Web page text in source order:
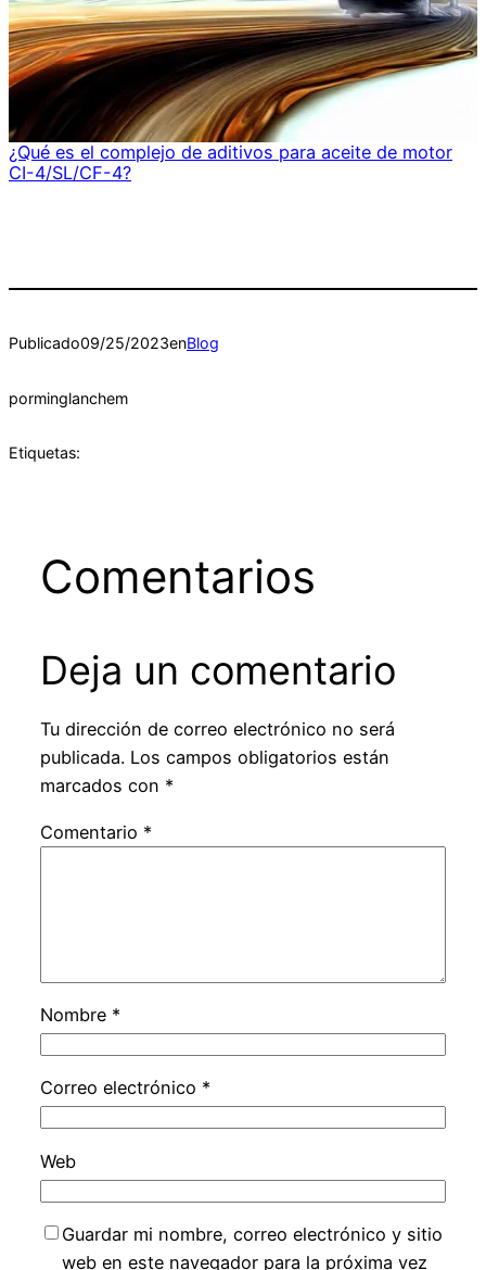
¿Qué es el complejo de aditivos para aceite de motor
CI-4/SL/CF-4?
Publicado09/25/2023enBlog
porminglanchem
Etiquetas:
Comentarios
Deja un comentario
Tu dirección de correo electrónico no será
publicada. Los campos obligatorios están
marcados con *
Comentario *
Nombre *
Correo electrónico *
Web
Guardar mi nombre, correo electrónico y sitio
web en este navegador para la próxima vez